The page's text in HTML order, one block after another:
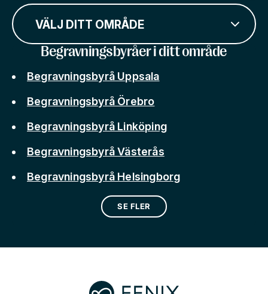
VÄLJ DITT OMRÅDE
Begravningsbyråer i ditt område
Begravningsbyrå Uppsala
Begravningsbyrå Örebro
Begravningsbyrå Linköping
Begravningsbyrå Västerås
Begravningsbyrå Helsingborg
SE FLER